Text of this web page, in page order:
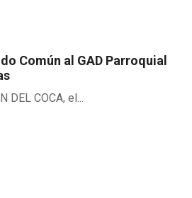
Común al GAD Parroquial
DEL COCA, el...